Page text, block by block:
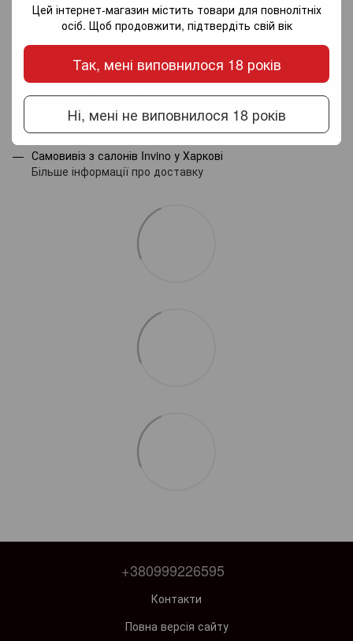
Цей інтернет-магазин містить товари для повнолітніх
осіб. Щоб продовжити, підтвердіть свій вік
Так, мені виповнилося 18 років
Ні, мені не виповнилося 18 років
Написати відгук
Доставка Оплата Гарантія
Новою поштою по Україні - за тарифами перевізника.
Самовивіз з салонів Invino у Харкові
Більше інформації про доставку
+380999226595
Контакти
Повна версія сайту